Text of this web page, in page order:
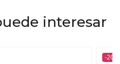
interesar
-20%